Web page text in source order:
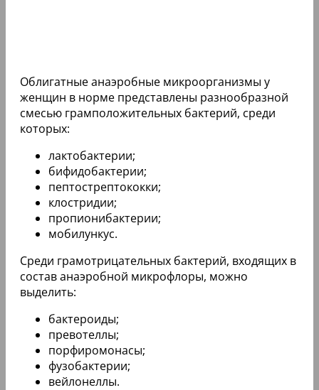
Облигатные анаэробные микроорганизмы у
женщин в норме представлены разнообразной
смесью грамположительных бактерий, среди
которых:
лактобактерии;
бифидобактерии;
пептострептококки;
клостридии;
пропионибактерии;
мобилункус.
Среди грамотрицательных бактерий, входящих в
состав анаэробной микрофлоры, можно
выделить:
бактероиды;
превотеллы;
порфиромонасы;
фузобактерии;
вейлонеллы.